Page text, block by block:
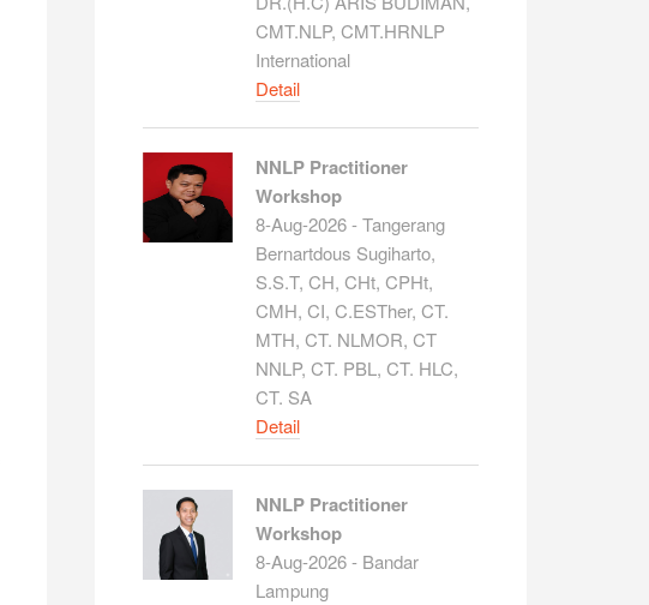
CMT.NLP, CMT.HRNLP
International
Detail
NNLP Practitioner
Workshop
8-Aug-2026 - Tangerang
Bernartdous Sugiharto,
S.S.T, CH, CHt, CPHt,
CMH, CI, C.ESTher, CT.
MTH, CT. NLMOR, CT
NNLP, CT. PBL, CT. HLC,
CT. SA
Detail
NNLP Practitioner
Workshop
8-Aug-2026 - Bandar
Lampung